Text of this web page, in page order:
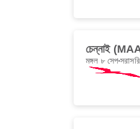
চেন্নাই
মঙ্গল ৮ সেপসরাসরি